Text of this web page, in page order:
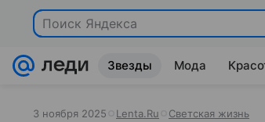
Поиск Яндекса
Звезды Мода
3 ноября 2025 Lenta.Ru Светская жизнь